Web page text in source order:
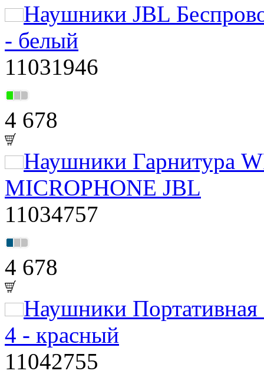
Наушники JBL
- белый
11031946
4 678
Наушники Гарнитура
MICROPHONE JBL
11034757
4 678
Наушники Портативная
4 - красный
11042755